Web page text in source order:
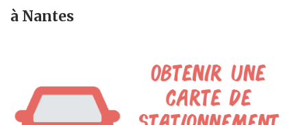
à Nantes